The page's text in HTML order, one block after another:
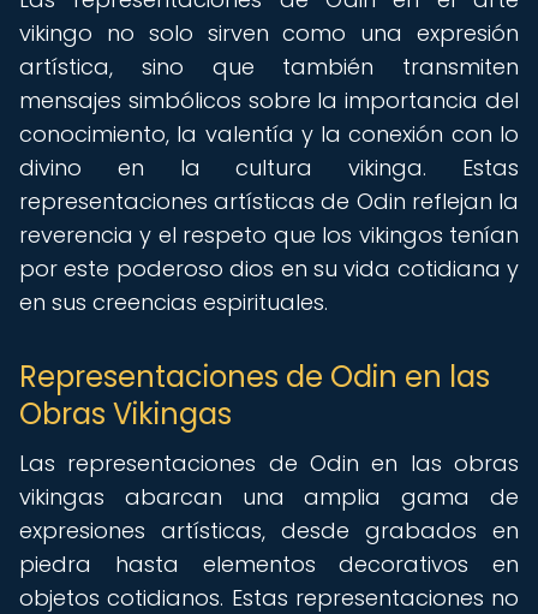
vikingo no solo sirven como una expresión
artística, sino que también transmiten
mensajes simbólicos sobre la importancia del
conocimiento, la valentía y la conexión con lo
divino en la cultura vikinga. Estas
representaciones artísticas de Odin reflejan la
reverencia y el respeto que los vikingos tenían
por este poderoso dios en su vida cotidiana y
en sus creencias espirituales.
Representaciones de Odin en las
Obras Vikingas
Las representaciones de Odin en las obras
vikingas abarcan una amplia gama de
expresiones artísticas, desde grabados en
piedra hasta elementos decorativos en
objetos cotidianos. Estas representaciones no